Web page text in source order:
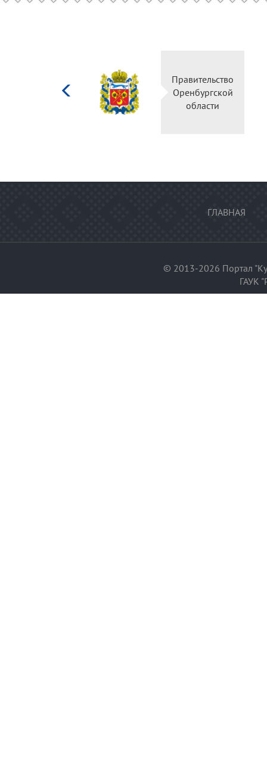
Министерство
культуры
Российской
федерации
ГЛАВНАЯ
© 2013-2026 Портал
ГАУК